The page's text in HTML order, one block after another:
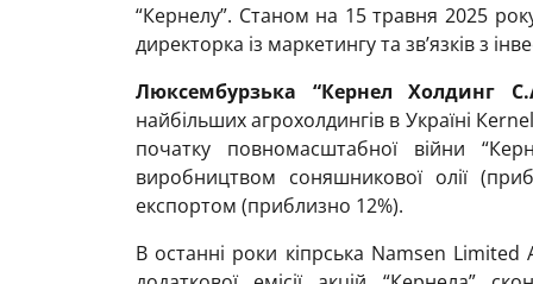
“Кернелу”. Станом на 15 травня 2025
директорка із маркетингу та зв’язків з
Люксембурзька “Кернел Холдинг
найбільших агрохолдингів в Україні
початку повномасштабної війни
виробництвом соняшникової олії
експортом (приблизно 12%).
В останні роки кіпрська Namsen